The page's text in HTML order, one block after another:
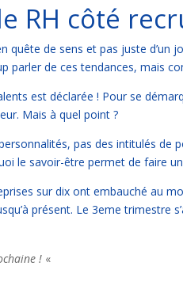
RH côté
quête de sens et pas juste d’un
parler de ces tendances, mais
est déclarée ! Pour se
Mais à quel point ?
pas des intitulés de
le savoir-être permet de faire
sur dix ont embauché au
présent. Le 3eme trimestre
! «